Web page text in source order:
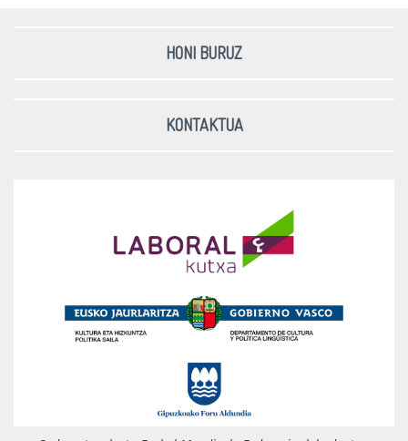
HONI BURUZ
KONTAKTUA